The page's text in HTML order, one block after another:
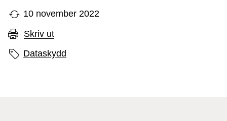
10 november 2022
Skriv ut
Sidans etiketter
Dataskydd